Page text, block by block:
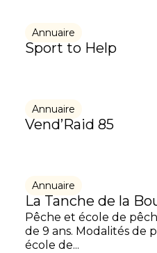
Annuaire
Sport to Help
Annuaire
Vend’Raid 85
Annuaire
La Tanche de la
Pêche et école de
de 9 ans. Modalités de
école de...